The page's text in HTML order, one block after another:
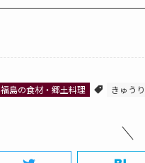
福島の食材・郷土料理 きゅうり